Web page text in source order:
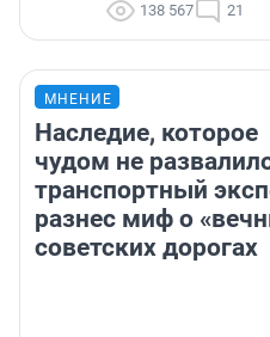
138 567 21
МНЕНИЕ
Наследие, которое
чудом не
транспортный
разнес миф о
советских дорогах